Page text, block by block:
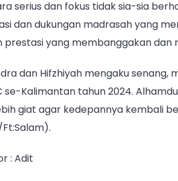
serius dan fokus tidak sia-sia
dan dukungan madrasah yang
prestasi yang membanggakan
dan Hifzhiyah mengaku
se-Kalimantan tahun 2024.
giat agar kedepannya kembali
: Adit